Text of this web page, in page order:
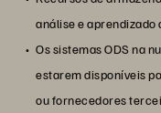
análise e aprendizado
Os sistemas ODS na
estarem disponíveis
ou fornecedores